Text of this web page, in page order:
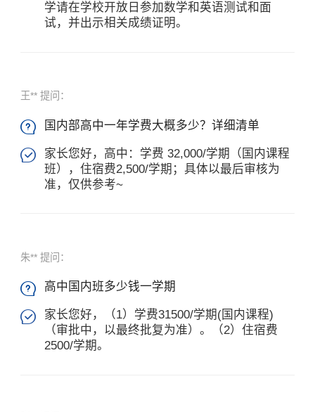
学请在学校开放日参加数学和英语测试和面
试，并出示相关成绩证明。
王** 提问：
 国内部高中一年学费大概多少？详细清单

家长您好，高中：学费 32,000/学期（国内课程
班），住宿费2,500/学期；具体以最后审核为
准，仅供参考~
朱** 提问：
 高中国内班多少钱一学期

家长您好，（1）学费31500/学期(国内课程)
（审批中，以最终批复为准）。（2）住宿费
2500/学期。